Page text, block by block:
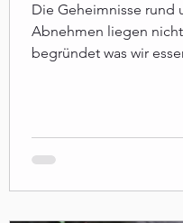
Die Geheimnisse rund
Abnehmen liegen
begründet was wir